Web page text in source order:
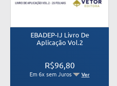
EBADEP-IJ Livro De
Aplicação Vol.2
R$96,80
Em 6x sem Juros Ver